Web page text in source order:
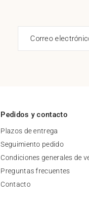
Correo
Pedidos y contacto
Plazos de entrega
Seguimiento pedido
Condiciones generales de
Preguntas frecuentes
Contacto